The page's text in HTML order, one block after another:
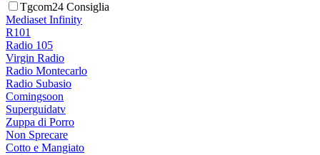
Tgcom24 Consiglia
Mediaset Infinity
R101
Radio 105
Virgin Radio
Radio Montecarlo
Radio Subasio
Comingsoon
Superguidatv
Zuppa di Porro
Non Sprecare
Cotto e Mangiato